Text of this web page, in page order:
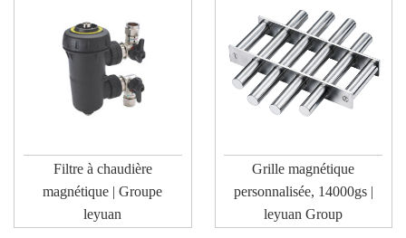
Filtre à chaudière
magnétique | Groupe
leyuan
Grille magnétique
personnalisée, 14000gs |
leyuan Group